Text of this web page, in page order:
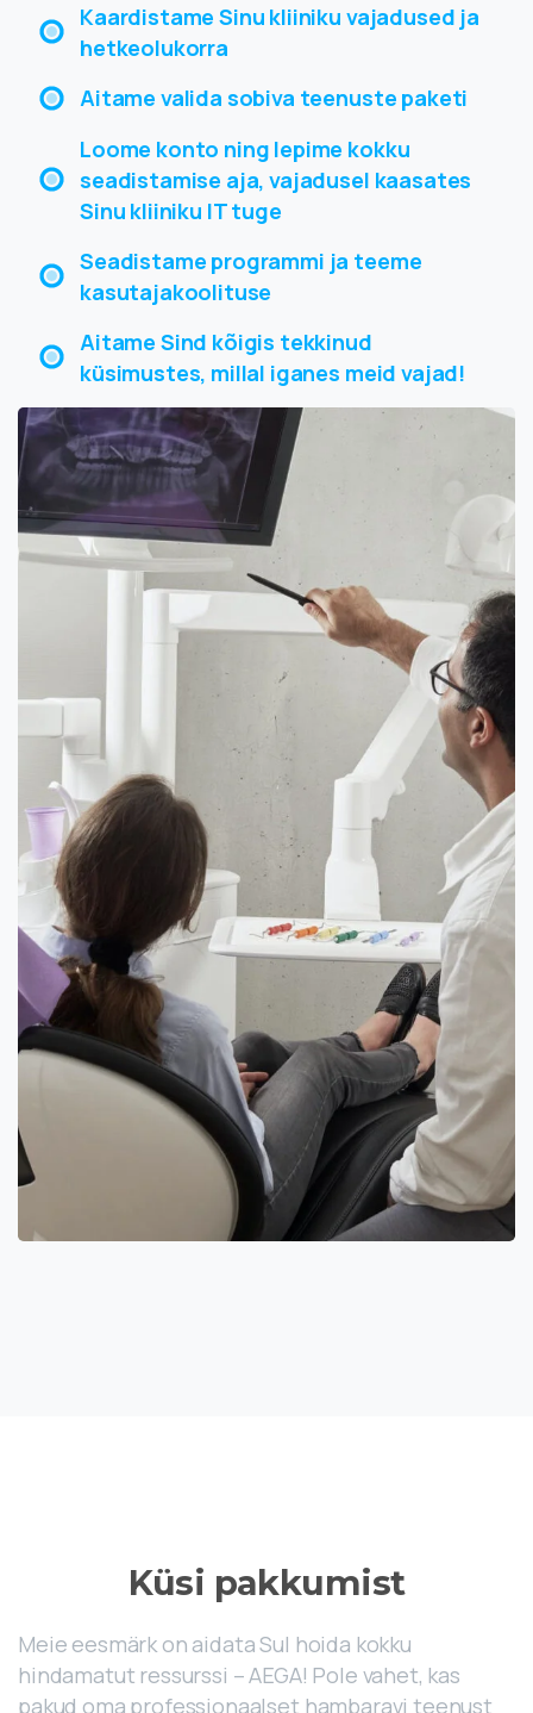
Kaardistame Sinu kliiniku vajadused ja
hetkeolukorra
Aitame valida sobiva teenuste paketi
Loome konto ning lepime kokku
seadistamise aja, vajadusel kaasates
Sinu kliiniku IT tuge
Seadistame programmi ja teeme
kasutajakoolituse
Aitame Sind kõigis tekkinud
küsimustes, millal iganes meid vajad!
Küsi pakkumist
Meie eesmärk on aidata Sul hoida kokku
hindamatut ressurssi – AEGA! Pole vahet, kas
pakud oma professionaalset hambaravi teenust